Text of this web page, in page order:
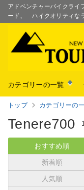
アドベンチャーバイクラ
ード。 ハイクオリティな
カテゴリーの一覧
トップ カテゴリーの
Tenere700
おすすめ順
新着順
人気順